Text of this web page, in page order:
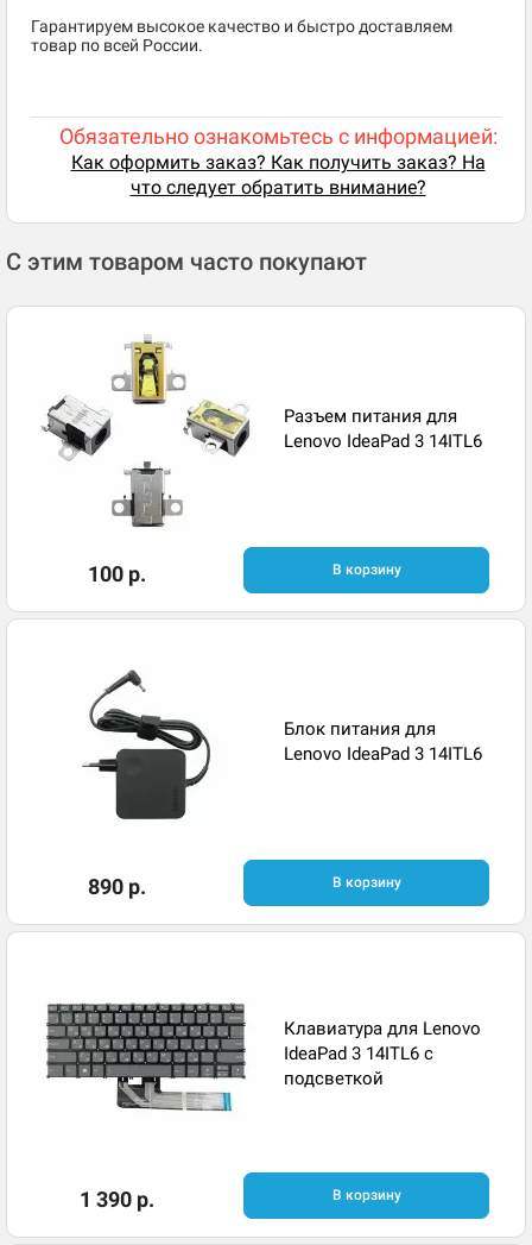
Гарантируем высокое качество и быстро доставляем
товар по всей России.
Обязательно ознакомьтесь с информацией:
Как оформить заказ? Как получить заказ? На
что следует обратить внимание?
С этим товаром часто покупают
Разъем питания для
Lenovo IdeaPad 3 14ITL6
100 р. В корзину
Блок питания для
Lenovo IdeaPad 3 14ITL6
890 р. В корзину
Клавиатура для Lenovo
IdeaPad 3 14ITL6 с
подсветкой
1 390 р. В корзину